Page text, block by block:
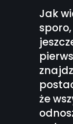
Jak
że